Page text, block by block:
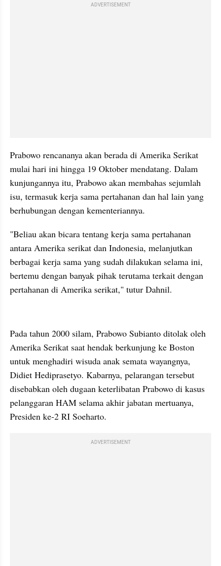
ADVERTISEMENT
Prabowo rencananya akan berada di Amerika Serikat
mulai hari ini hingga 19 Oktober mendatang. Dalam
kunjungannya itu, Prabowo akan membahas sejumlah
isu, termasuk kerja sama pertahanan dan hal lain yang
berhubungan dengan kementeriannya.
"Beliau akan bicara tentang kerja sama pertahanan
antara Amerika serikat dan Indonesia, melanjutkan
berbagai kerja sama yang sudah dilakukan selama ini,
bertemu dengan banyak pihak terutama terkait dengan
pertahanan di Amerika serikat," tutur Dahnil.
Pada tahun 2000 silam, Prabowo Subianto ditolak oleh
Amerika Serikat saat hendak berkunjung ke Boston
untuk menghadiri wisuda anak semata wayangnya,
Didiet Hediprasetyo. Kabarnya, pelarangan tersebut
disebabkan oleh dugaan keterlibatan Prabowo di kasus
pelanggaran HAM selama akhir jabatan mertuanya,
Presiden ke-2 RI Soeharto.
ADVERTISEMENT